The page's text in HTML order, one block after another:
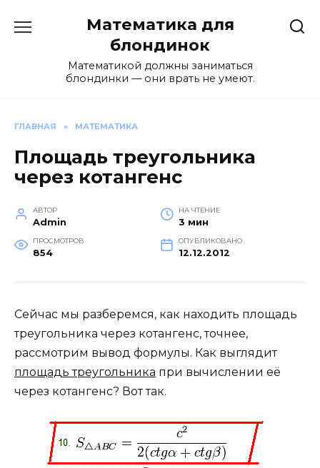
Математика для
блондинок
Математикой должны заниматься
блондинки — они врать не умеют.
ГЛАВНАЯ » МАТЕМАТИКА
Площадь треугольника
через котангенс
АВТОР
Admin
НА ЧТЕНИЕ
3 мин
ПРОСМОТРОВ
854
ОПУБЛИКОВАНО
12.12.2012
Сейчас мы разберемся, как находить площадь
треугольника через котангенс, точнее,
рассмотрим вывод формулы. Как выглядит
площадь треугольника при вычислении её
через котангенс? Вот так.